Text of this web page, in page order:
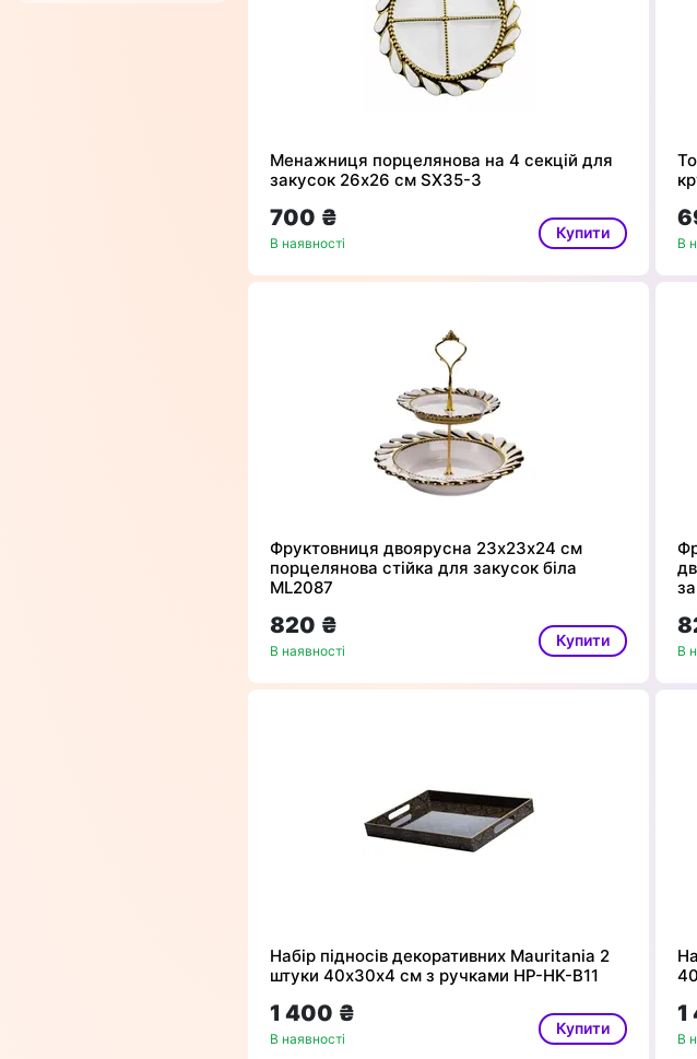
Менажниця порцелянова на 4 секцій для
закусок 26х26 см SX35-3
700 ₴
В наявності
Купити
В
Фруктовниця двоярусна 23х23х24 см
порцелянова стійка для закусок біла
ML2087
820 ₴
В наявності
Купити
В
Набір підносів декоративних Mauritania 2
штуки 40х30х4 см з ручками HP-HK-B11
1 400 ₴
В наявності
Купити
1
В